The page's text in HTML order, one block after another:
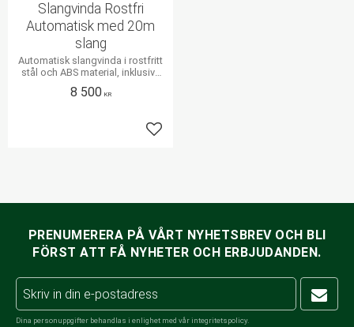
Slangvinda Rostfri
Automatisk med 20m
slang
Automatisk slangvinda i rostfritt
stål och ABS material, inklusive
8 500KR
Lägg till i favoriter
PRENUMERERA PÅ VÅRT NYHETSBREV OCH BLI
FÖRST ATT FÅ NYHETER OCH ERBJUDANDEN.
Dina personuppgifter behandlas i enlighet med vår integritetspolicy.